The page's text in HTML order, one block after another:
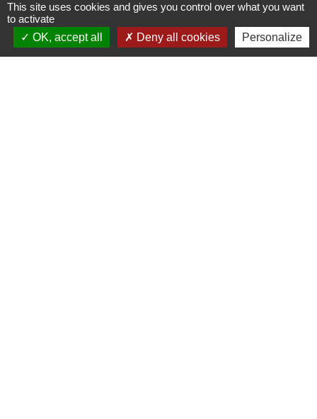
Mairie de Marssac-sur-Tarn
2 Rue Tonimarié
81150 Marssac-sur-Tarn - FRANCE
+33 5 63 55 40 47
This site uses cookies and gives you control over what you want
to activate
OK, accept all
Deny all cookies Personalize